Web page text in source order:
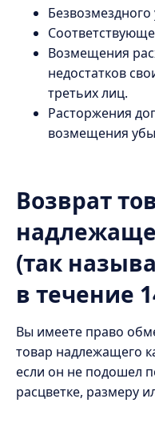
Безвозмездного
Возмещения
недостатков
третьих лиц.
Расторжения
возмещения
Возврат
(так
в течение
Вы имеете право
товар надлежащего
если он не подошел
расцветке, размеру